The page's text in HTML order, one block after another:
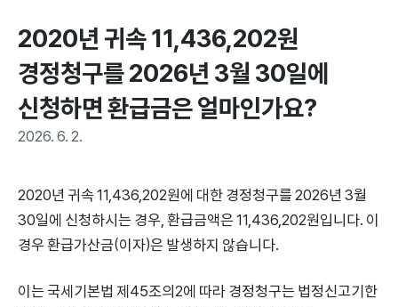
2020년 귀속 11,436,202원
경정청구를 2026년 3월 30일에
신청하면 환급금은 얼마인가요?
2026. 6. 2.
2020년 귀속 11,436,202원에 대한 경정청구를 2026년 3월
30일에 신청하시는 경우, 환급금액은 11,436,202원입니다. 이
경우 환급가산금(이자)은 발생하지 않습니다.
이는 국세기본법 제45조의2에 따라 경정청구는 법정신고기한